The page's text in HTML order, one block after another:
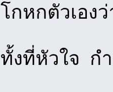
โกหกตัวเอง
ทั้งที่หัวใจ กำ